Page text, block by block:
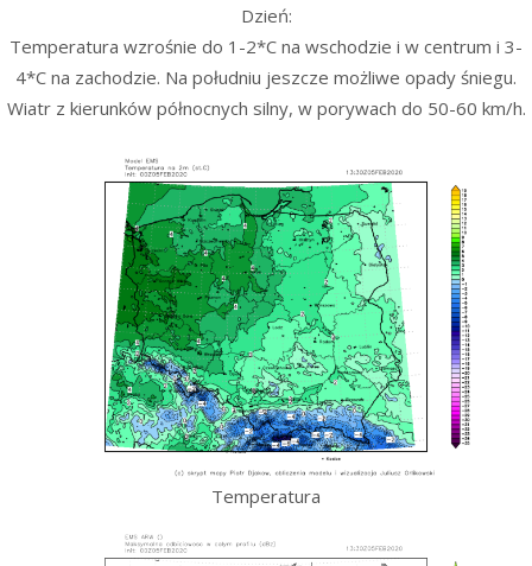
Dzień:
Temperatura wzrośnie do 1-2*C na wschodzie i w centrum i 3-
4*C na zachodzie. Na południu jeszcze możliwe opady śniegu.
Wiatr z kierunków północnych silny, w porywach do 50-60 km/h.
Temperatura